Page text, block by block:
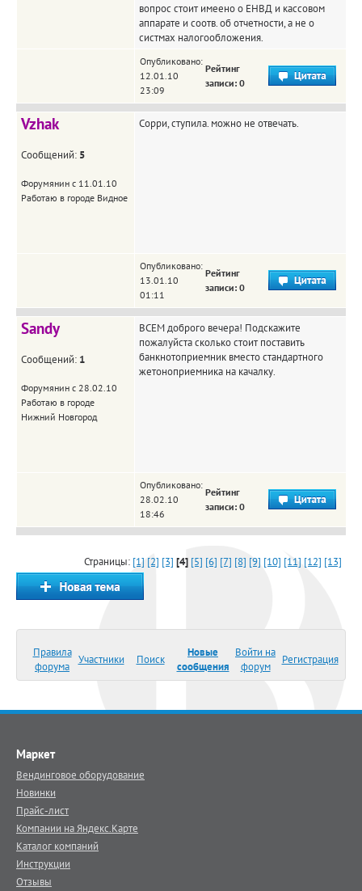
вопрос стоит имеено о ЕНВД и кассовом
аппарате и соотв. об отчетности, а не о
систмах налогообложения.
Опубликовано:
12.01.10
23:09
Рейтинг
записи: 0
Vzhak
Сообщений: 5
Форумянин с 11.01.10
Работаю в городе Видное
Сорри, ступила. можно не отвечать.
Опубликовано:
13.01.10
01:11
Рейтинг
записи: 0
Sandy
Сообщений: 1
Форумянин с 28.02.10
Работаю в городе
Нижний Новгород
ВСЕМ доброго вечера! Подскажите
пожалуйста сколько стоит поставить
банкнотоприемник вместо стандартного
жетоноприемника на качалку.
Опубликовано:
28.02.10
18:46
Рейтинг
записи: 0
Страницы: [1] [2] [3] [4] [5] [6] [7] [8] [9] [10] [11] [12] [13]
Правила
форума
Участники Поиск
Новые
сообщения
Войти на
форум
Регистрация
Маркет
Вендинговое оборудование
Новинки
Прайс-лист
Компании на Яндекс.Карте
Каталог компаний
Инструкции
Отзывы